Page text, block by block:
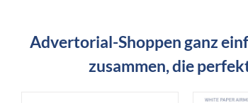
Advertorial-Shoppen ganz
zusammen, die